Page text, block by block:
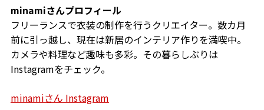
minamiさんプロフィール
フリーランスで衣装の制作を行うクリエイター。数カ月
前に引っ越し、現在は新居のインテリア作りを満喫中。
カメラや料理など趣味も多彩。その暮らしぶりは
Instagramをチェック。
minamiさん Instagram